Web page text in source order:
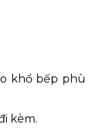
khổ bếp phù
kèm.